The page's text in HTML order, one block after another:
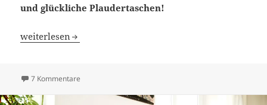
und glückliche Plaudertaschen!
Blindflug 48: Weinkunst aus dem Hochregal
weiterlesen
7 Kommentare